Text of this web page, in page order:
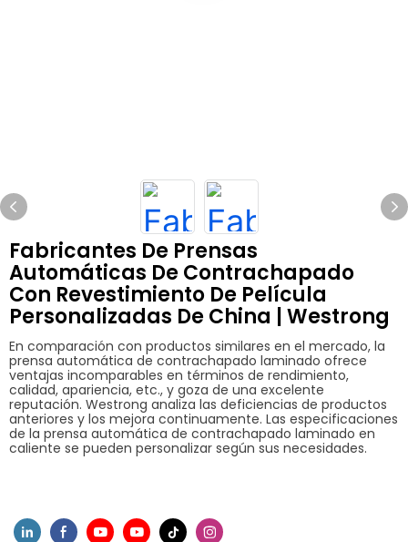
Fabricantes De Prensas
Automáticas De Contrachapado
Con Revestimiento De Película
Personalizadas De China | Westrong
En comparación con productos similares en el mercado, la
prensa automática de contrachapado laminado ofrece
ventajas incomparables en términos de rendimiento,
calidad, apariencia, etc., y goza de una excelente
reputación. Westrong analiza las deficiencias de productos
anteriores y los mejora continuamente. Las especificaciones
de la prensa automática de contrachapado laminado en
caliente se pueden personalizar según sus necesidades.